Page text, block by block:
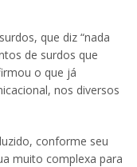
que diz “nada
de surdos que
o que já
nos diversos
conforme seu
muito complexa para